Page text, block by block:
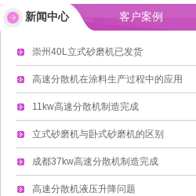
null
立式砂磨机
数据测试
新闻中心 客户案例
崇州40L立式砂磨机已发货
高速分散机在涂料生产过程中的应用
11kw高速分散机制造完成
立式砂磨机与卧式砂磨机的区别
成都37kw高速分散机制造完成
高速分散机液压升降问题